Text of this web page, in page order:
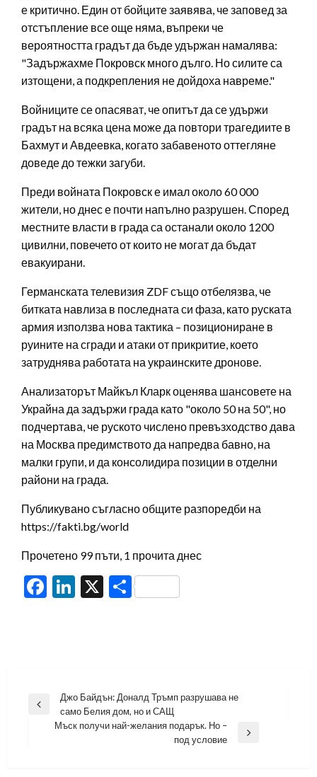
е критично. Един от бойците заявява, че заповед за
отстъпление все още няма, въпреки че
вероятността градът да бъде удържан намалява:
"Задържахме Покровск много дълго. Но силите са
изтощени, а подкрепления не дойдоха навреме."
Войниците се опасяват, че опитът да се удържи
градът на всяка цена може да повтори трагедиите в
Бахмут и Авдеевка, когато забавеното оттегляне
доведе до тежки загуби.
Преди войната Покровск е имал около 60 000
жители, но днес е почти напълно разрушен. Според
местните власти в града са останали около 1200
цивилни, повечето от които не могат да бъдат
евакуирани.
Германската телевизия ZDF също отбелязва, че
битката навлиза в последната си фаза, като руската
армия използва нова тактика – позициониране в
руините на сгради и атаки от прикритие, което
затруднява работата на украинските дронове.
Анализаторът Майкъл Кларк оценява шансовете на
Украйна да задържи града като "около 50 на 50", но
подчертава, че руското числено превъзходство дава
на Москва предимството да напредва бавно, на
малки групи, и да консолидира позиции в отделни
райони на града.
Публикувано съгласно общите разпоредби на
https://fakti.bg/world
Прочетено 99 пъти, 1 прочита днес
Facebook
LinkedIn
X Share
Навигация
Previous
Джо Байдън: Доналд Тръмп разрушава не
само Белия дом, но и САЩ
Мъск получи най-желания подарък. Но –
под условие